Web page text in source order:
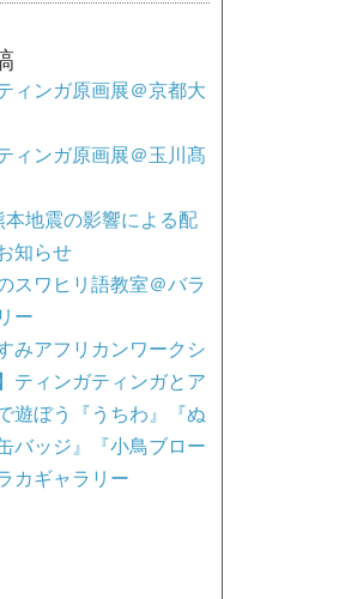
ィンガ原画展＠京都大
ィンガ原画展＠玉川髙
本地震の影響による配
知らせ
スワヒリ語教室＠バラ
ー
みアフリカンワークシ
ティンガティンガとア
遊ぼう『うちわ』『ぬ
バッジ』『小鳥ブロー
カギャラリー